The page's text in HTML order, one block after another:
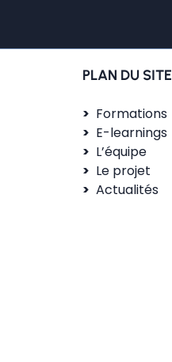
PLAN DU SITE
Formations
E-learnings
L’équipe
Le projet
Actualités